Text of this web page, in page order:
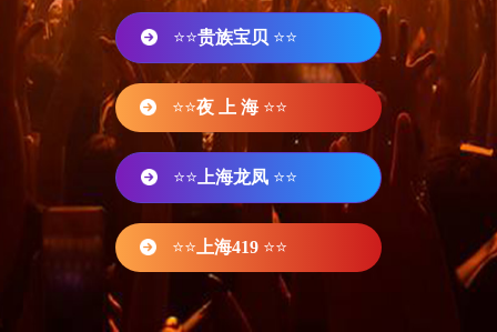
⭐⭐贵族宝贝 ⭐⭐
⭐⭐夜 上 海 ⭐⭐
⭐⭐ 上海龙凤 ⭐⭐
⭐⭐ 上海419 ⭐⭐